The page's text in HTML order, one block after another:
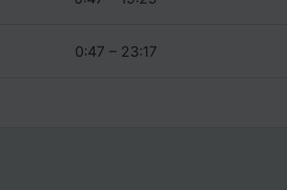
0:47 – 23:17